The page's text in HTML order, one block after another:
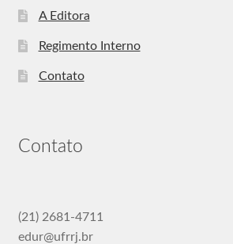
A Editora
Regimento Interno
Contato
Contato
(21) 2681-4711
edur@ufrrj.br